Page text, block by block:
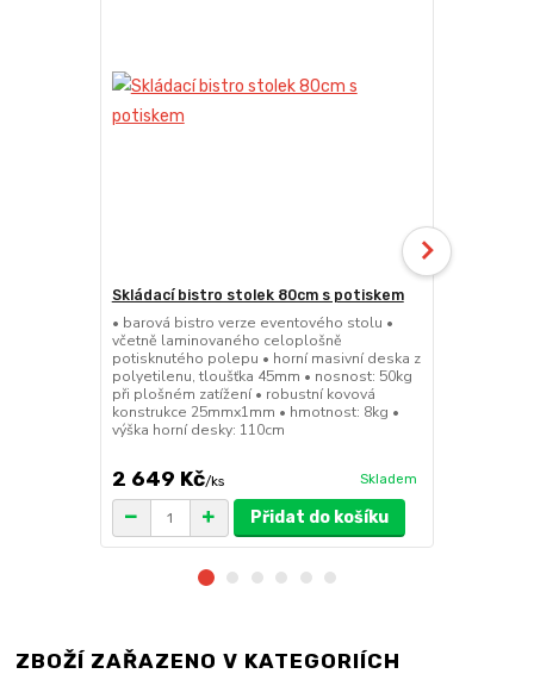
Skládací bistro stolek 80cm s potiskem
• barová bistro verze eventového stolu •
včetně laminovaného celoplošně
potisknutého polepu • horní masivní deska z
polyetilenu, tloušťka 45mm • nosnost: 50kg
při plošném zatížení • robustní kovová
konstrukce 25mmx1mm • hmotnost: 8kg •
výška horní desky: 110cm
2 649 Kč/ks Skladem
Přidat do košíku
ZBOŽÍ ZAŘAZENO V KATEGORIÍCH